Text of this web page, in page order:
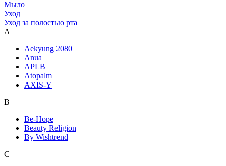
Мыло
Уход
Уход за полостью рта
A
Aekyung 2080
Anua
APLB
Atopalm
AXIS-Y
B
Be-Hope
Beauty Religion
By Wishtrend
C